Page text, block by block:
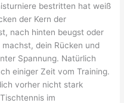
bestritten hat weiß
der Kern der
nach hinten beugst oder
dein Rücken und
Spannung. Natürlich
einiger Zeit vom Training.
vorher nicht stark
im